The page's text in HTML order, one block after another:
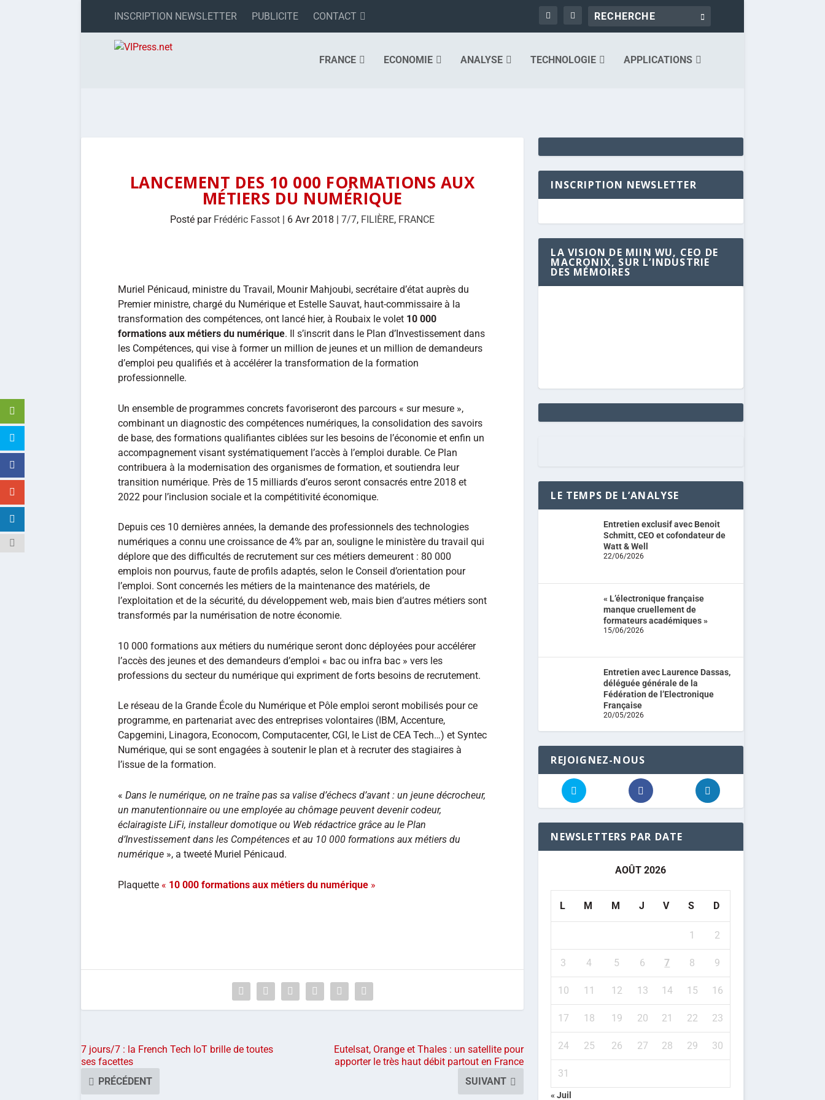
INSCRIPTION NEWSLETTER PUBLICITE CONTACT
FRANCE ECONOMIE ANALYSE TECHNOLOGIE APPLICATIONS
LANCEMENT DES 10 000 FORMATIONS AUX
MÉTIERS DU NUMÉRIQUE
Posté par Frédéric Fassot | 6 Avr 2018 |7/7, FILIÈRE, FRANCE
Muriel Pénicaud, ministre du Travail, Mounir Mahjoubi, secrétaire d’état auprès du
Premier ministre, chargé du Numérique et Estelle Sauvat, haut-commissaire à la
transformation des compétences, ont lancé hier, à Roubaix le volet 10 000
formations aux métiers du numérique. Il s’inscrit dans le Plan d’Investissement dans
les Compétences, qui vise à former un million de jeunes et un million de demandeurs
d’emploi peu qualifiés et à accélérer la transformation de la formation
professionnelle.
Un ensemble de programmes concrets favoriseront des parcours « sur mesure »,
combinant un diagnostic des compétences numériques, la consolidation des savoirs
de base, des formations qualifiantes ciblées sur les besoins de l’économie et enfin un
accompagnement visant systématiquement l’accès à l’emploi durable. Ce Plan
contribuera à la modernisation des organismes de formation, et soutiendra leur
transition numérique. Près de 15 milliards d’euros seront consacrés entre 2018 et
2022 pour l’inclusion sociale et la compétitivité économique.
Depuis ces 10 dernières années, la demande des professionnels des technologies
numériques a connu une croissance de 4% par an, souligne le ministère du travail qui
déplore que des difficultés de recrutement sur ces métiers demeurent : 80 000
emplois non pourvus, faute de profils adaptés, selon le Conseil d’orientation pour
l’emploi. Sont concernés les métiers de la maintenance des matériels, de
l’exploitation et de la sécurité, du développement web, mais bien d’autres métiers sont
transformés par la numérisation de notre économie.
10 000 formations aux métiers du numérique seront donc déployées pour accélérer
l’accès des jeunes et des demandeurs d’emploi « bac ou infra bac » vers les
professions du secteur du numérique qui expriment de forts besoins de recrutement.
Le réseau de la Grande École du Numérique et Pôle emploi seront mobilisés pour ce
programme, en partenariat avec des entreprises volontaires (IBM, Accenture,
Capgemini, Linagora, Econocom, Computacenter, CGI, le List de CEA Tech…) et Syntec
Numérique, qui se sont engagées à soutenir le plan et à recruter des stagiaires à
l’issue de la formation.
« Dans le numérique, on ne traîne pas sa valise d’échecs d’avant : un jeune décrocheur,
un manutentionnaire ou une employée au chômage peuvent devenir codeur,
éclairagiste LiFi, installeur domotique ou Web rédactrice grâce au le Plan
d’Investissement dans les Compétences et au 10 000 formations aux métiers du
numérique », a tweeté Muriel Pénicaud.
Plaquette « 10 000 formations aux métiers du numérique »
7 jours/7 : la French Tech IoT brille de toutes
ses facettes
PRÉCÉDENT
Eutelsat, Orange et Thales : un satellite pour
apporter le très haut débit partout en France
SUIVANT
INSCRIPTION NEWSLETTER
LA VISION DE MIIN WU, CEO DE
MACRONIX, SUR L’INDUSTRIE
DES MÉMOIRES
LE TEMPS DE L’ANALYSE
Entretien exclusif avec Benoit
Schmitt, CEO et cofondateur de
Watt & Well
22/06/2026
« L’électronique française
manque cruellement de
formateurs académiques »
15/06/2026
Entretien avec Laurence Dassas,
déléguée générale de la
Fédération de l’Electronique
Française
20/05/2026
REJOIGNEZ-NOUS
NEWSLETTERS PAR DATE
AOÛT 2026
L M M J V S D
1 2
3 4 5 6 7 8 9
10 11 12 13 14 15 16
17 18 19 20 21 22 23
24 25 26 27 28 29 30
31
« Juil